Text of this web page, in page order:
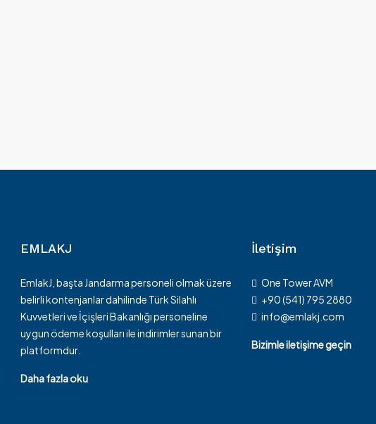
EMLAKJ
EmlakJ, başta Jandarma personeli olmak üzere
belirli kontenjanlar dahilinde Türk Silahlı
Kuvvetleri ve İçişleri Bakanlığı personeline
uygun ödeme koşulları ile indirimler sunan bir
platformdur.
Daha fazla oku
İletişim
One Tower AVM
+90 (541) 795 2880
info@emlakj.com
Bizimle iletişime geçin